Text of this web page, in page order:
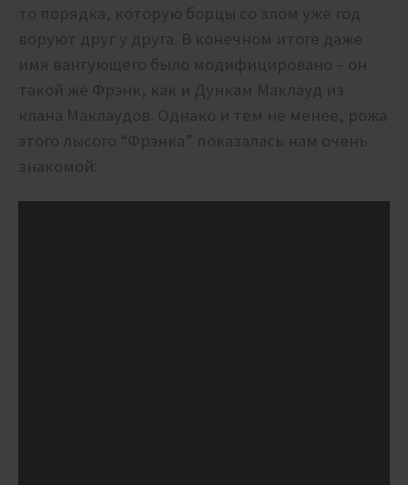
то порядка, которую борцы со злом уже год
воруют друг у друга. В конечном итоге даже
имя вангующего было модифицировано – он
такой же Фрэнк, как и Дункам Маклауд из
клана Маклаудов. Однако и тем не менее, рожа
этого лысого “Фрэнка” показалась нам очень
знакомой: